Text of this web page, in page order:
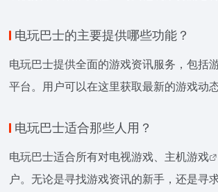
电玩巴士的主要提供哪些功能？
电玩巴士提供全面的游戏资讯服务，包括
平台。用户可以在这里获取最新的游戏动
电玩巴士适合那些人用？
电玩巴士适合所有对电视游戏、 主机游戏
户。无论是寻找游戏资讯的新手，还是寻